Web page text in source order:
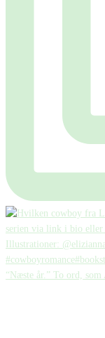
“Næste år.” To ord,